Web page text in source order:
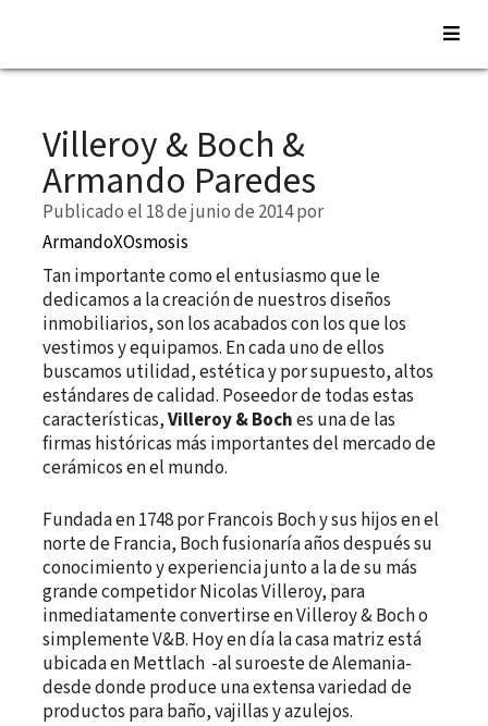
Saltar
contenidoVilleroy & Boch &
Armando Paredes
Publicado el 18 de junio de 2014por
ArmandoXOsmosis
Tan importante como el entusiasmo que le
dedicamos a la creación de nuestros diseños
inmobiliarios, son los acabados con los que los
vestimos y equipamos. En cada uno de ellos
buscamos utilidad, estética y por supuesto, altos
estándares de calidad. Poseedor de todas estas
características,Villeroy & Boches una de las
firmas históricas más importantes del mercado de
cerámicos en el mundo.
Fundada en 1748 por Francois Boch y sus hijos en el
norte de Francia, Boch fusionaría años después su
conocimiento y experiencia junto a la de su más
grande competidor Nicolas Villeroy, para
inmediatamente convertirse en Villeroy & Boch o
simplemente V&B. Hoy en día la casa matriz está
ubicada en Mettlach -al suroeste de Alemania-
desde donde produce una extensa variedad de
productos para baño, vajillas y azulejos.